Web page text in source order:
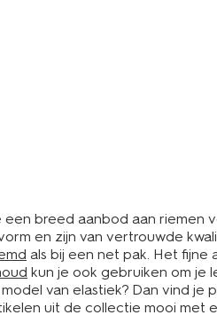
een breed aanbod aan
en zijn van vertrouwde
als bij een net pak. Het fijne
kun je ook gebruiken om je
van elastiek? Dan vind
uit de collectie mooi met